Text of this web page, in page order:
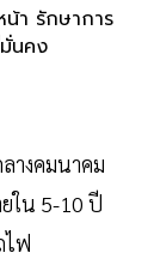
า รักษาการ
นคง
างคมนาคม
ใน 5-10 ปี
ไฟ